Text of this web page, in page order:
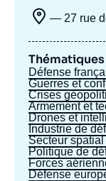
— 27 rue
Défense
Guerres et
Crises
Armement et
Drones et
Industrie de
Secteur
Politique de
Forces
Défense